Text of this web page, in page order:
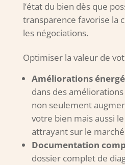
l’état du bien dès que
transparence favorise la
les négociations.
Optimiser la valeur de
Améliorations
dans des
non seulement
votre bien mais aussi
attrayant sur le
Documentation
dossier complet de